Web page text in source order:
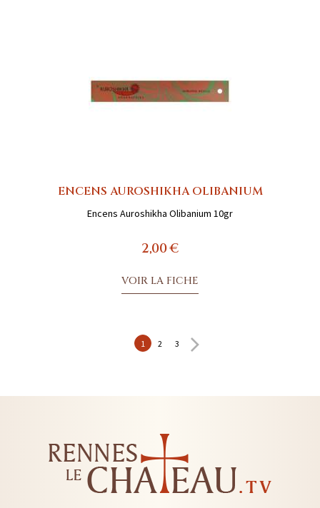
ENCENS AUROSHIKHA OLIBANIUM
Encens Auroshikha Olibanium 10gr
2,00 €
VOIR LA FICHE
1 2 3